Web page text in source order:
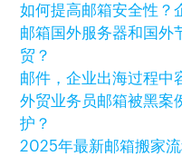
如何提高邮箱安全性？
邮箱国外服务器和国外
贸？
邮件，企业出海过程中
外贸业务员邮箱被黑案
护？
2025年最新邮箱搬家